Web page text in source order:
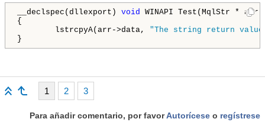
__declspec(dllexport) void WINAPI Test(MqlStr * arr)
{
lstrcpyA(arr->data, "The string return value
}
1 2 3
Para añadir comentario, por favorAutorícese o regístrese